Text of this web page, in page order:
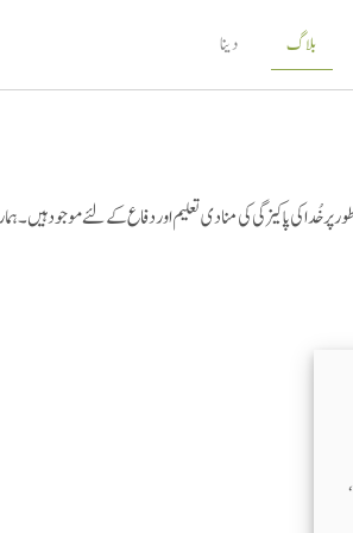
بلاگ دینا
کی پاکیزگی کی منادی تعلیم اور دفاع کے لئے موجود ہیں۔